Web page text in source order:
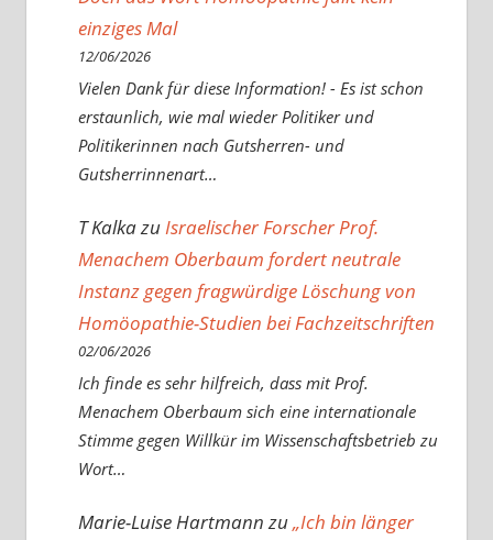
einziges Mal
12/06/2026
Vielen Dank für diese Information! - Es ist schon
erstaunlich, wie mal wieder Politiker und
Politikerinnen nach Gutsherren- und
Gutsherrinnenart…
T KalkazuIsraelischer Forscher Prof.
Menachem Oberbaum fordert neutrale
Instanz gegen fragwürdige Löschung von
Homöopathie-Studien bei Fachzeitschriften
02/06/2026
Ich finde es sehr hilfreich, dass mit Prof.
Menachem Oberbaum sich eine internationale
Stimme gegen Willkür im Wissenschaftsbetrieb zu
Wort…
Marie-Luise Hartmannzu„Ich bin länger